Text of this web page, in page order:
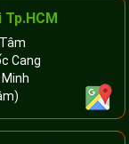
Cang